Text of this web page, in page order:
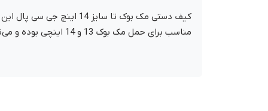
کیف دستی مک بوک تا سایز 14 اینچ جی سی پال این کیف از مواد نایلونی ساخته شده و جنس داخلی آن نرم بوده و از لپ تاپ در برابر خراش محافظت می‌کند.
مناسب برای حمل مک بوک 13 و 14 اینچی بوده و می‌توانید در جیب جلو لوازم جانبی متنوعی را جای دهید.